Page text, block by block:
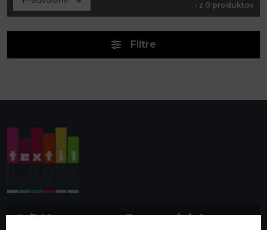
- z 0 produktov
Filtre
Prihláste sa na odber noviniek